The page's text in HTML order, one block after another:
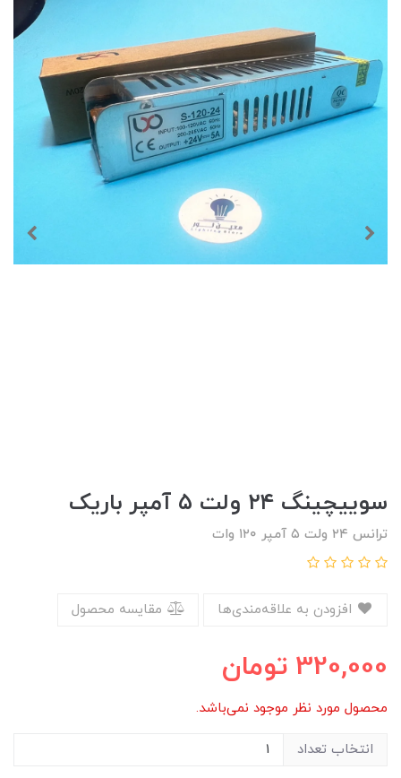
سوییچینگ ۲۴ ولت ۵ آمپر باریک
ترانس ۲۴ ولت ۵ آمپر ۱۲۰ وات
مقایسه محصول
320,000 تومان
محصول مورد نظر موجود نمی‌باشد.
انتخاب تعداد